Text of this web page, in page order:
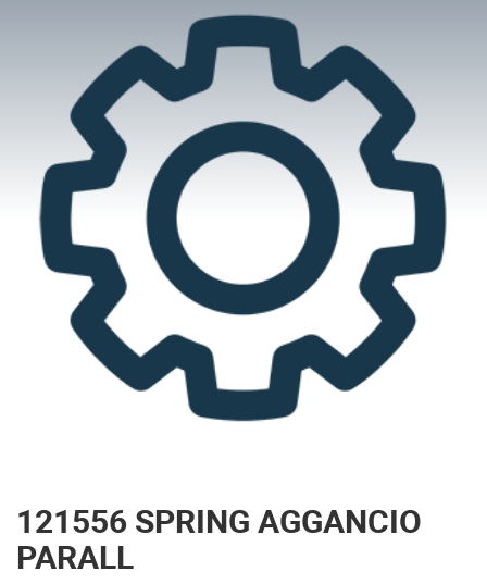
121556 SPRING AGGANCIO
PARALL